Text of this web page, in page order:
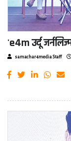
'e4m उर्दू
samachar4media Staff